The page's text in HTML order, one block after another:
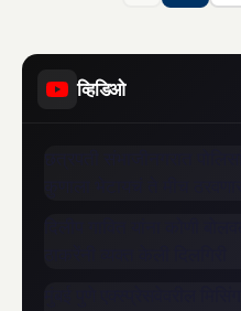
व्हिडिओ